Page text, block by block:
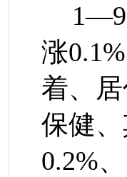
1—9
涨0.1%
着、
保健
0.2%、